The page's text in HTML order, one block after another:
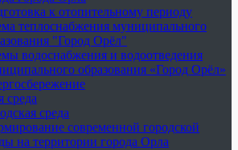
к отопительному периоду
теплоснабжения муниципального
"Город Орёл"
водоснабжения и водоотведения
образования «Город Орёл»
среда
среда
современной городской
на территории города Орла